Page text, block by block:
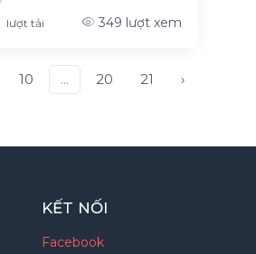
lượt tải 349 lượt xem
10 ... 20 21 ›
KẾT NỐI
Facebook